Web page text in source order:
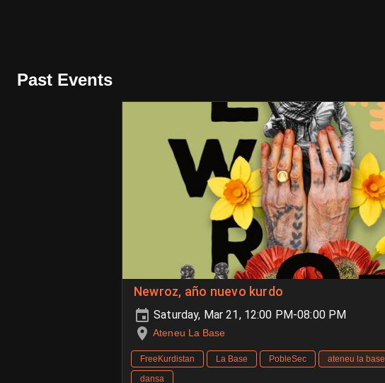
Past Events
Newroz, año nuevo kurdo
Saturday, Mar 21, 12:00 PM-08:00 PM
Ateneu La Base
FreeKurdistan La Base PobleSec ateneu la base
dansa